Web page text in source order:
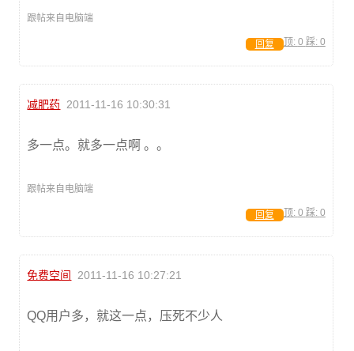
跟帖来自电脑端
顶: 0 踩: 0
回复
减肥药 2011-11-16 10:30:31
多一点。就多一点啊 。。
跟帖来自电脑端
顶: 0 踩: 0
回复
免费空间 2011-11-16 10:27:21
QQ用户多，就这一点，压死不少人